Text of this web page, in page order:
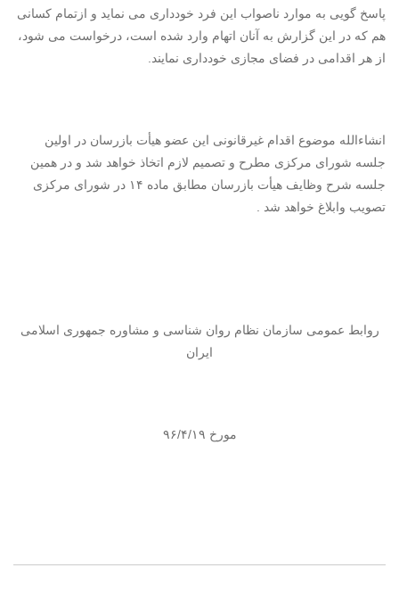
پاسخ گویی به موارد ناصواب این فرد خودداری می نماید و ازتمام کسانی
هم که در این گزارش به آنان اتهام وارد شده است، درخواست می شود،
از هر اقدامی در فضای مجازی خودداری نمایند.
انشاءالله موضوع اقدام غیرقانونی این عضو هیأت بازرسان در اولین
جلسه شورای مرکزی مطرح و تصمیم لازم اتخاذ خواهد شد و در همین
جلسه شرح وظایف هیأت بازرسان مطابق ماده ۱۴ در شورای مرکزی
تصویب وابلاغ خواهد شد .
روابط عمومی سازمان نظام روان شناسی و مشاوره جمهوری اسلامی
ایران
مورخ ۹۶/۴/۱۹